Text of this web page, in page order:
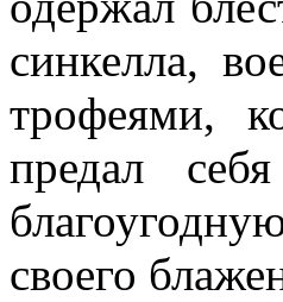
синкелла,
трофеями,
предал
своего